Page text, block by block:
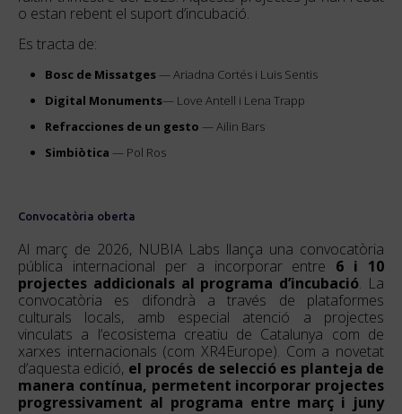
o estan rebent el suport d’incubació.
Es tracta de:
Bosc de Missatges — Ariadna Cortés i Luis Sentis
Digital Monuments— Love Antell i Lena Trapp
Refracciones de un gesto — Ailin Bars
Simbiòtica — Pol Ros
Convocatòria oberta
Al març de 2026, NUBIA Labs llança una convocatòria
pública internacional per a incorporar entre 6 i 10
projectes addicionals al programa d’incubació. La
convocatòria es difondrà a través de plataformes
culturals locals, amb especial atenció a projectes
vinculats a l’ecosistema creatiu de Catalunya com de
xarxes internacionals (com XR4Europe). Com a novetat
d’aquesta edició, el procés de selecció es planteja de
manera contínua, permetent incorporar projectes
progressivament al programa entre març i juny